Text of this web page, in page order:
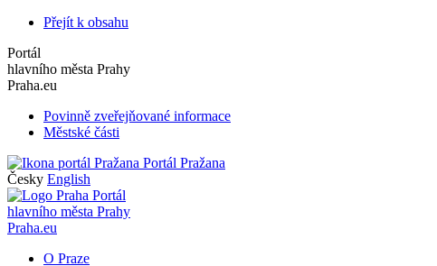
Přejít k obsahu
Portál
hlavního města Prahy
Praha.eu
Povinně zveřejňované informace
Městské části
Portál Pražana
Česky English
Portál
hlavního města Prahy
Praha.eu
O Praze